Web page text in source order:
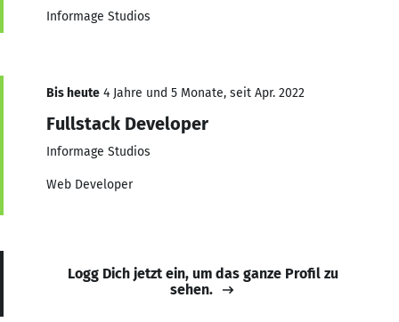
Informage Studios
Bis heute 4 Jahre und 5 Monate, seit Apr. 2022
Fullstack Developer
Informage Studios
Web Developer
Logg Dich jetzt ein, um das ganze Profil zu
sehen.